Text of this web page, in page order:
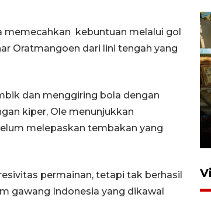
memecahkan kebuntuan melalui gol
Oratmangoen dari lini tengah yang
dan menggiring bola dengan
kiper, Ole menunjukkan
melepaskan tembakan yang
permainan, tetapi tak berhasil
gawang Indonesia yang dikawal
Foto: Lokasi ledakan bom
rakitan di Padang
15 Juli 2026 14:05